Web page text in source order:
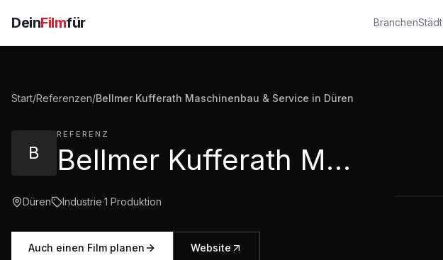
DeinFilmfür Branchen
Start/Referenzen/Bellmer Kufferath Maschinenbau & Service in Düren
B
REFERENZ
Bellmer Kufferath Maschinenbau & Service in Düren
Düren Industrie·1 Produktion
Auch einen Film planen Website